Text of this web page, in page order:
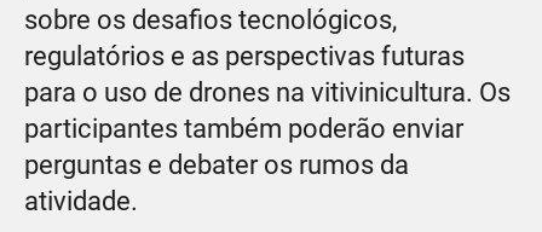
sobre os desafios tecnológicos,
regulatórios e as perspectivas futuras
para o uso de drones na vitivinicultura. Os
participantes também poderão enviar
perguntas e debater os rumos da
atividade.